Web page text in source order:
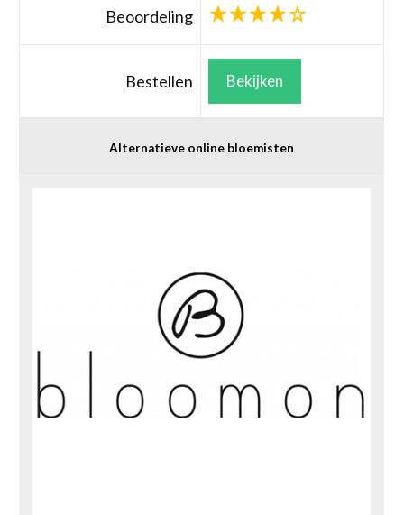
Beoordeling
Bestellen Bekijken
Alternatieve online bloemisten